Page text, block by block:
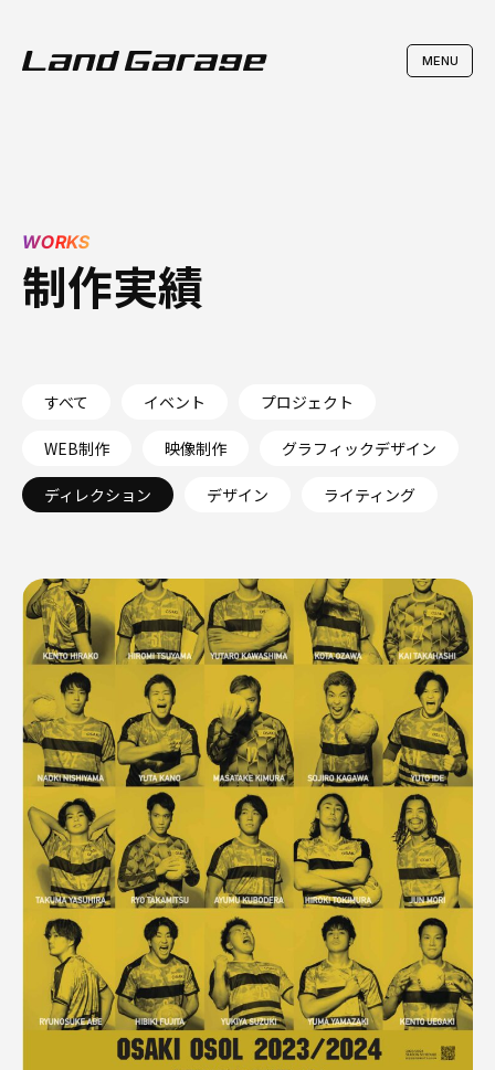
WORKS
制作実績
すべて イベント プロジェクト
WEB制作 映像制作 グラフィックデザイン
ディレクション デザイン ライティング